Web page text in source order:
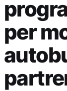
per